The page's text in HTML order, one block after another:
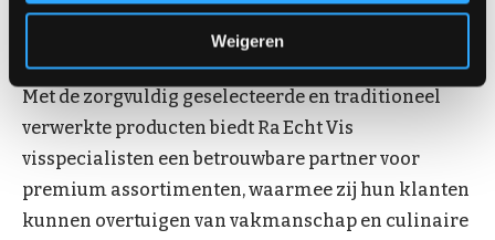
Weigeren
graatarm vlees – ideaal voor professionele
verwerking en hoogwaardige menu’s.
Met de zorgvuldig geselecteerde en traditioneel
verwerkte producten biedt Ra Echt Vis
visspecialisten een betrouwbare partner voor
premium assortimenten, waarmee zij hun klanten
kunnen overtuigen van vakmanschap en culinaire